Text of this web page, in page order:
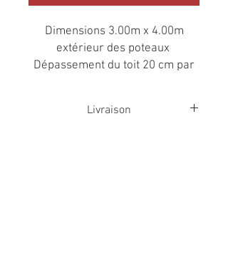
Dimensions 3.00m x 4.00m
extérieur des poteaux
Dépassement du toit 20 cm par
carton bitumé
Livraison